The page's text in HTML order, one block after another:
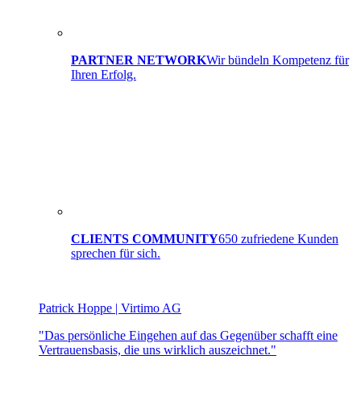
PARTNER NETWORKWir bündeln Kompetenz für
Ihren Erfolg.
CLIENTS COMMUNITY650 zufriedene Kunden
sprechen für sich.
Patrick Hoppe | Virtimo AG
"Das persönliche Eingehen auf das Gegenüber schafft eine
Vertrauensbasis, die uns wirklich auszeichnet."